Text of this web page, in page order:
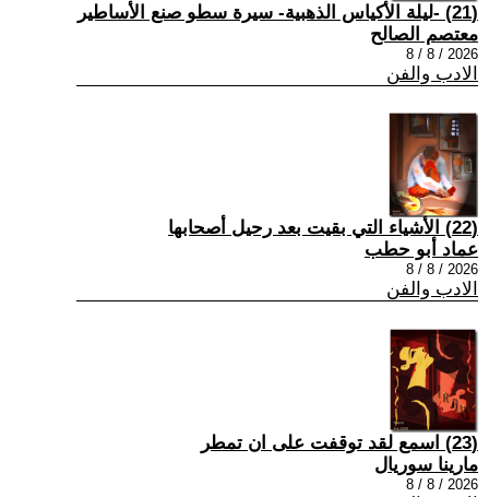
(21) -ليلة الأكياس الذهبية- سيرة سطو صنع الأساطير
معتصم الصالح
2026 / 8 / 8
الادب والفن
(22) الأشياء التي بقيت بعد رحيل أصحابها
عماد أبو حطب
2026 / 8 / 8
الادب والفن
(23) اسمع لقد توقفت على ان تمطر
مارينا سوريال
2026 / 8 / 8